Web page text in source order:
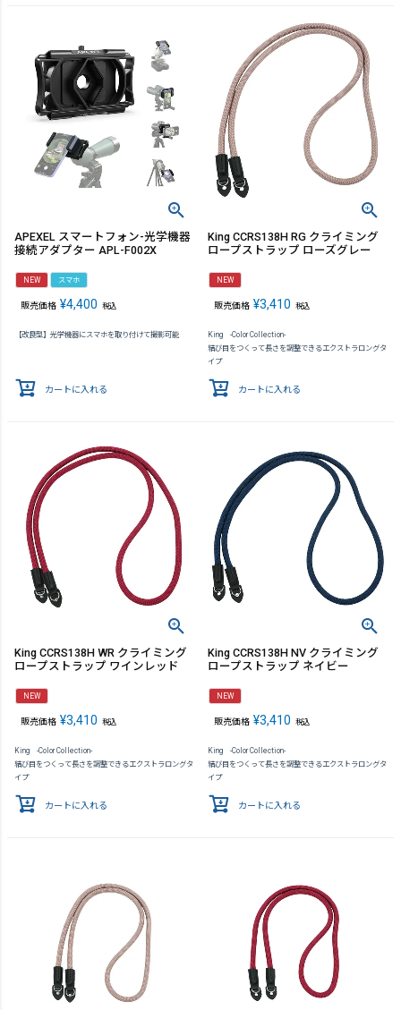
APEXEL スマートフォン-光学機器
接続アダプター APL-F002X
NEW スマホ
販売価格 ¥4,400 税込
【改良型】光学機器にスマホを取り付けて撮影可能
カートに入れる
King CCRS138H RG クライミング
ロープストラップ ローズグレー
NEW
販売価格 ¥3,410 税込
King -Color Collection-
結び目をつくって長さを調整できるエクストラロングタ
イプ
カートに入れる
King CCRS138H WR クライミング
ロープストラップ ワインレッド
NEW
販売価格 ¥3,410 税込
King -Color Collection-
結び目をつくって長さを調整できるエクストラロングタ
イプ
カートに入れる
King CCRS138H NV クライミング
ロープストラップ ネイビー
NEW
販売価格 ¥3,410 税込
King -Color Collection-
結び目をつくって長さを調整できるエクストラロングタ
イプ
カートに入れる